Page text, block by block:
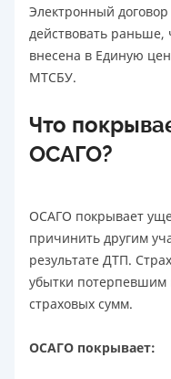
Электронный
действовать
внесена в Единую
МТСБУ.
Что
ОСАГО?
ОСАГО покрывает
причинить другим
результате ДТП.
убытки потерпевшим
страховых сумм.
ОСАГО покрывает: